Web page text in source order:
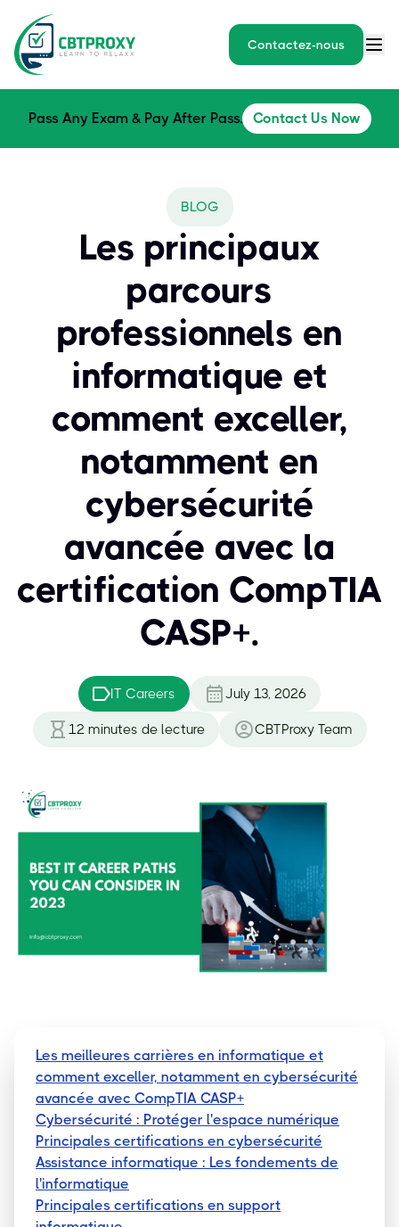
Contactez-nous
Pass Any Exam & Pay After Pass. Contact Us Now
BLOG
Les principaux
parcours
professionnels en
informatique et
comment exceller,
notamment en
cybersécurité
avancée avec la
certification CompTIA
CASP+.
IT Careers July 13, 2026
12 minutes de lecture CBTProxy Team
Les meilleures carrières en informatique et
comment exceller, notamment en cybersécurité
avancée avec CompTIA CASP+
Cybersécurité : Protéger l'espace numérique
Principales certifications en cybersécurité
Assistance informatique : Les fondements de
l'informatique
Principales certifications en support